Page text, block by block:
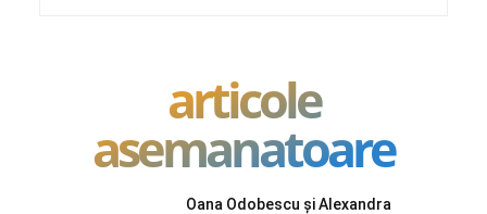
articole
asemanatoare
Oana Odobescu și Alexandra